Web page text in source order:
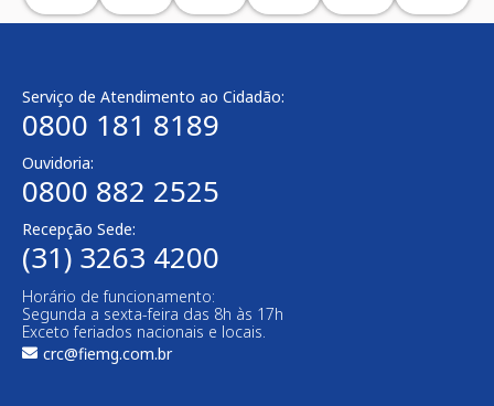
Serviço de Atendimento ao Cidadão:
0800 181 8189
Ouvidoria:
0800 882 2525
Recepção Sede:
(31) 3263 4200
Horário de funcionamento:
Segunda a sexta-feira das 8h às 17h
Exceto feriados nacionais e locais.
crc@fiemg.com.br